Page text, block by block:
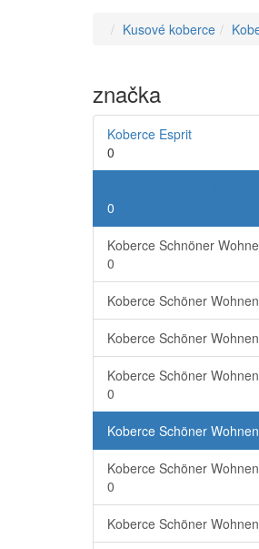
Kusové koberce
značka
Koberce Esprit
0
0
Koberce Schnöner
0
Koberce Schöner
Koberce Schöner
Koberce Schöner
0
Koberce Schöner
Koberce Schöner
0
Koberce Schöner